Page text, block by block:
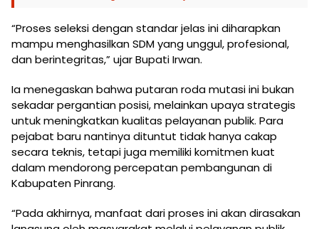
“Proses seleksi dengan standar jelas ini diharapkan
mampu menghasilkan SDM yang unggul, profesional,
dan berintegritas,” ujar Bupati Irwan.
Ia menegaskan bahwa putaran roda mutasi ini bukan
sekadar pergantian posisi, melainkan upaya strategis
untuk meningkatkan kualitas pelayanan publik. Para
pejabat baru nantinya dituntut tidak hanya cakap
secara teknis, tetapi juga memiliki komitmen kuat
dalam mendorong percepatan pembangunan di
Kabupaten Pinrang.
“Pada akhirnya, manfaat dari proses ini akan dirasakan